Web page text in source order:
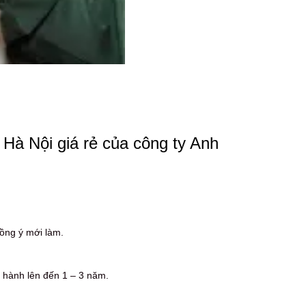
Nội giá rẻ của công ty Anh
ý mới làm.
lên đến 1 – 3 năm.